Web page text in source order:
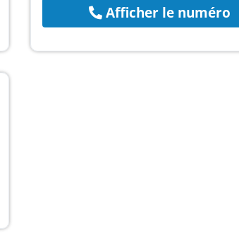
Afficher le numéro